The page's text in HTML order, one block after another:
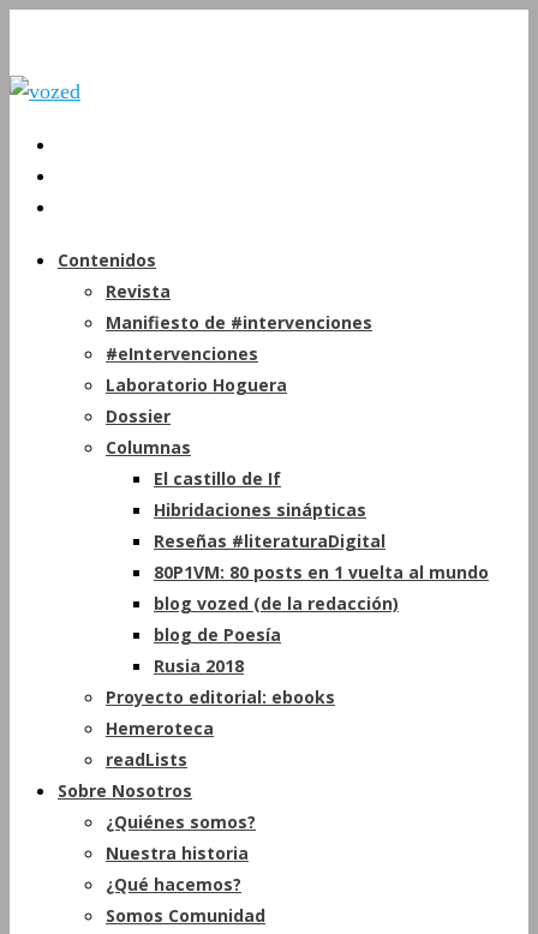
Contenidos
Revista
Manifiesto de #intervenciones
#eIntervenciones
Laboratorio Hoguera
Dossier
Columnas
El castillo de If
Hibridaciones sinápticas
Reseñas #literaturaDigital
80P1VM: 80 posts en 1 vuelta al mundo
blog vozed (de la redacción)
blog de Poesía
Rusia 2018
Proyecto editorial: ebooks
Hemeroteca
readLists
Sobre Nosotros
¿Quiénes somos?
Nuestra historia
¿Qué hacemos?
Somos Comunidad